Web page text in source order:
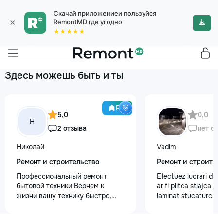
×
Скачай приложениеи пользуйся
RemontMD где угодно
★★★★★
Здесь можешь быть и ты
Pro
Н
5,0
2 отзыва
Николай
Ремонт и строительство
Профессиональный ремонт
бытовой техники Вернем к
жизни вашу технику быстро,
0,0
нет
Vadim
Ремонт и
Efectuez lucrari
ar fi plitca stiajca
laminat